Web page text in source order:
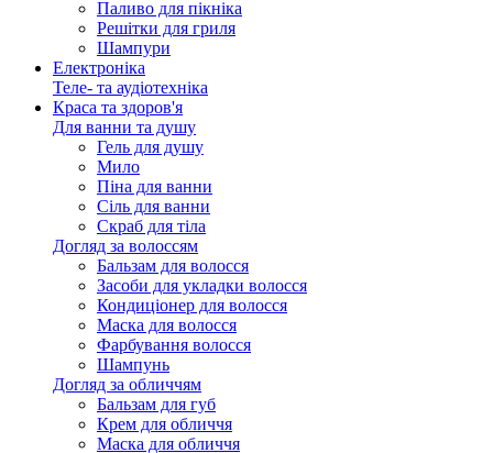
Паливо для пікніка
Решітки для гриля
Шампури
Електроніка
Теле- та аудіотехніка
Краса та здоров'я
Для ванни та душу
Гель для душу
Мило
Піна для ванни
Сіль для ванни
Скраб для тіла
Догляд за волоссям
Бальзам для волосся
Засоби для укладки волосся
Кондиціонер для волосся
Маска для волосся
Фарбування волосся
Шампунь
Догляд за обличчям
Бальзам для губ
Крем для обличчя
Маска для обличчя